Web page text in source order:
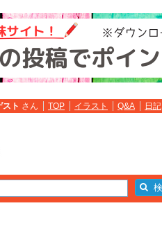
スト さん TOP イラスト Q&A 日記